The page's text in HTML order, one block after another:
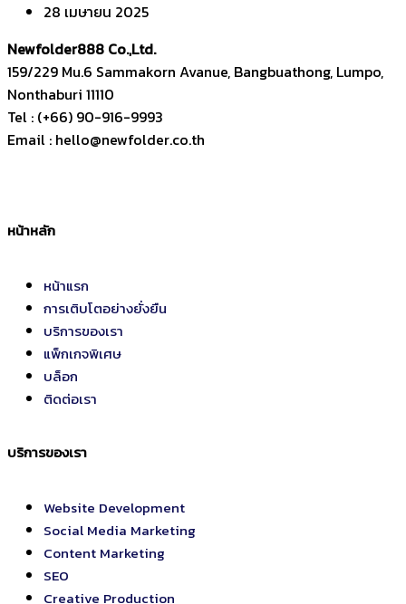
28 เมษายน 2025
Newfolder888 Co.,Ltd.
159/229 Mu.6 Sammakorn Avanue, Bangbuathong, Lumpo,
Nonthaburi 11110
Tel : (+66) 90-916-9993
Email : hello@newfolder.co.th
หน้าหลัก
หน้าแรก
การเติบโตอย่างยั่งยืน
บริการของเรา
แพ็กเกจพิเศษ
บล็อก
ติดต่อเรา
บริการของเรา
Website Development
Social Media Marketing
Content Marketing
SEO
Creative Production